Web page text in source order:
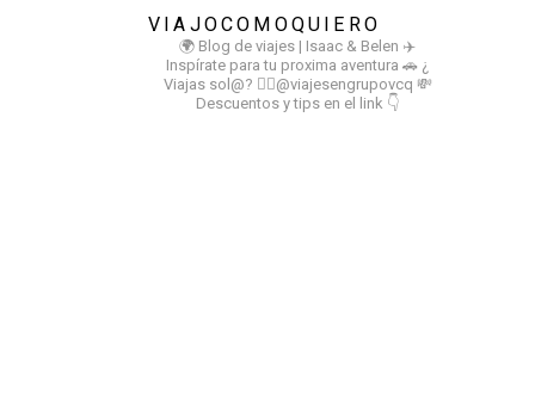
VIAJOCOMOQUIERO
🌍 Blog de viajes | Isaac & Belen ✈️
Inspírate para tu proxima aventura 🚗 ¿
Viajas sol@? 👉🏻@viajesengrupovcq 💸
Descuentos y tips en el link 👇